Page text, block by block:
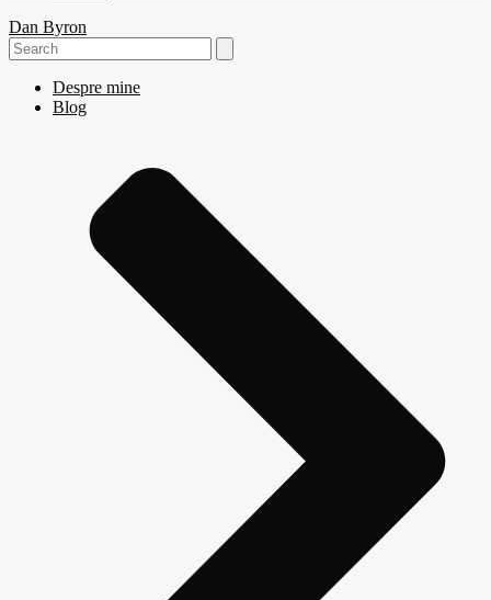
Dan Byron
Search
for:
Despre mine
Blog